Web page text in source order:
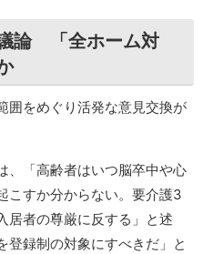
論 「全ホーム対
囲をめぐり活発な意見交換が
、「高齢者はいつ脳卒中や心
こすか分からない。要介護3
居者の尊厳に反する」と述
登録制の対象にすべきだ」と